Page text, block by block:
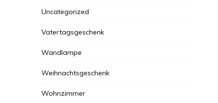
Uncategorized
Vatertagsgeschenk
Wandlampe
Weihnachtsgeschenk
Wohnzimmer